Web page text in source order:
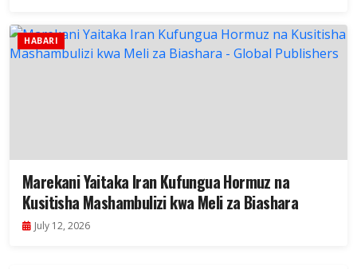
HABARI
Marekani Yaitaka Iran Kufungua Hormuz na
Kusitisha Mashambulizi kwa Meli za Biashara
July 12, 2026